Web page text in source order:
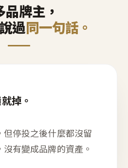
品牌主，
過同一句話。
掉。
停投之後什麼都沒留
有變成品牌的資產。